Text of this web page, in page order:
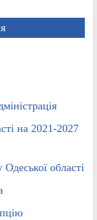
на 2021-2027
Одеської області